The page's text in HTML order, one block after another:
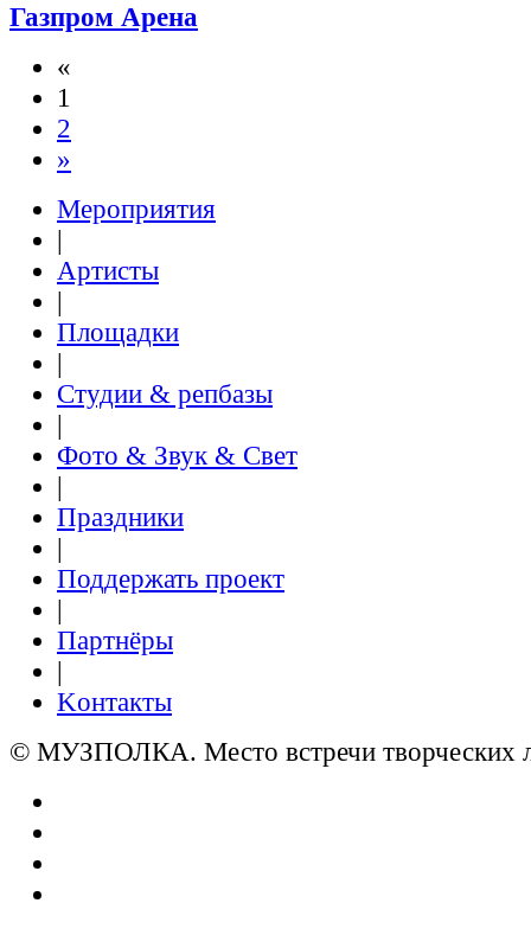
Газпром Арена
«
1
2
»
Мероприятия
|
Артисты
|
Площадки
|
Студии & репбазы
|
Фото & Звук & Свет
|
Праздники
|
Поддержать проект
|
Партнёры
|
Kонтакты
© МУЗПОЛКА. Место встречи творческих